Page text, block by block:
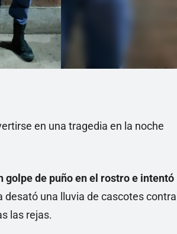
en una tragedia en la noche
golpe de puño en el rostro e intentó
desató una lluvia de cascotes contra
las rejas.